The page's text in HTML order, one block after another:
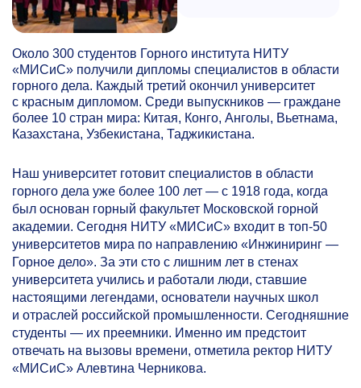
Около 300 студентов Горного института НИТУ
«МИСиС» получили дипломы специалистов в области
горного дела. Каждый третий окончил университет
с красным дипломом. Среди выпускников — граждане
более 10 стран мира: Китая, Конго, Анголы, Вьетнама,
Казахстана, Узбекистана, Таджикистана.
Наш университет готовит специалистов в области
горного дела уже более 100 лет — с 1918 года, когда
был основан горный факультет Московской горной
академии. Сегодня НИТУ «МИСиС» входит в топ-50
университетов мира по направлению «Инжиниринг —
Горное дело». За эти сто с лишним лет в стенах
университета учились и работали люди, ставшие
настоящими легендами, основатели научных школ
и отраслей российской промышленности. Сегодняшние
студенты — их преемники. Именно им предстоит
отвечать на вызовы времени, отметила ректор НИТУ
«МИСиС» Алевтина Черникова.